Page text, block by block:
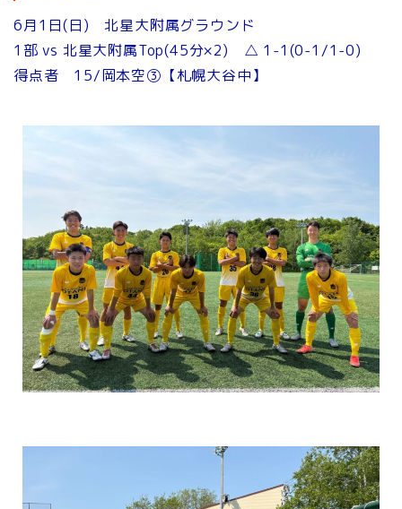
6月1日(日) 北星大附属グラウンド
1部 vs 北星大附属Top(45分×2) △ 1-1(0-1/1-0)
得点者 15/岡本空③【札幌大谷中】